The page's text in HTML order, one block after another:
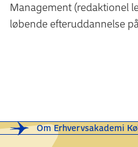
Management (redaktionel
løbende efteruddannelse
Om Erhvervsakademi